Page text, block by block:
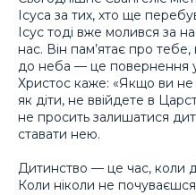
Ісуса за тих, хто ще
Ісус тоді вже молився за
нас. Він пам’ятає про
до неба — це повернення
Христос каже: «Якщо ви не
як діти, не ввійдете в
не просить залишатися
ставати нею.
Дитинство — це час, коли
Коли ніколи не